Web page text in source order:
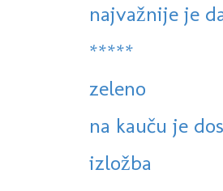
najvažnije je
*****
zeleno
na kauču je
izložba